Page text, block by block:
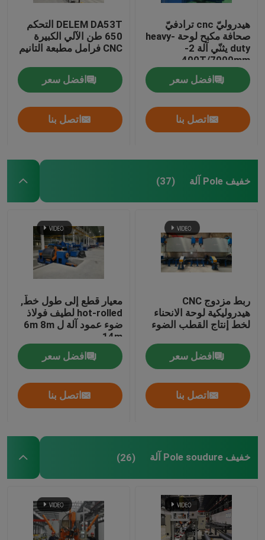
هيدروليّ cnc ترادفيّ
صحافة مكبح لوحة heavy-
duty يثنّي آلة 2-
400T/7000mm
افضل سعر
اتصل بنا
DELEM DA53T التحكم
650 طن الآلي الكبيرة
CNC فرامل مطبعة التانيم
افضل سعر
اتصل بنا
خفيف Pole آلة (37)
ربط مزدوج CNC
هيدروليكية لوحة الانحناء
لخط إنتاج القطب الضوء
افضل سعر
اتصل بنا
معيار قطع إلى طول خطّ,
hot-rolled لطيف فولاذ
ضوء عمود آلة ل 6m 8m
14m
افضل سعر
اتصل بنا
خفيف Pole soudure آلة (26)